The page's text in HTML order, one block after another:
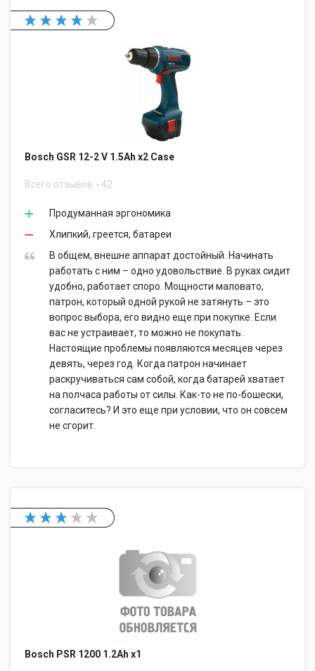
Bosch GSR 12-2 V 1.5Ah x2 Case
Всего отзывов 42
Продуманная эргономика
Хлипкий, греется, батареи
В общем, внешне аппарат достойный. Начинать
работать с ним – одно удовольствие. В руках сидит
удобно, работает споро. Мощности маловато,
патрон, который одной рукой не затянуть – это
вопрос выбора, его видно еще при покупке. Если
вас не устраивает, то можно не покупать.
Настоящие проблемы появляются месяцев через
девять, через год. Когда патрон начинает
раскручиваться сам собой, когда батарей хватает
на полчаса работы от силы. Как-то не по-бошески,
согласитесь? И это еще при условии, что он совсем
не сгорит.
Bosch PSR 1200 1.2Ah x1